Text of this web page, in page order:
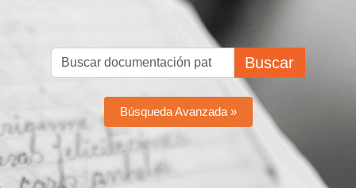
Buscar
Búsqueda Avanzada »